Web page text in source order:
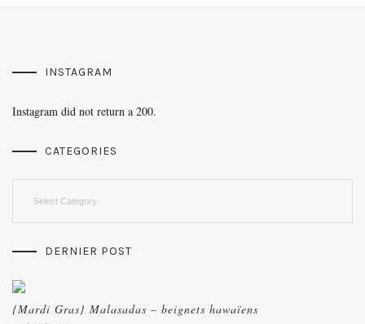
INSTAGRAM
Instagram did not return a 200.
CATEGORIES
DERNIER POST
{Mardi Gras} Malasadas – beignets hawaïens